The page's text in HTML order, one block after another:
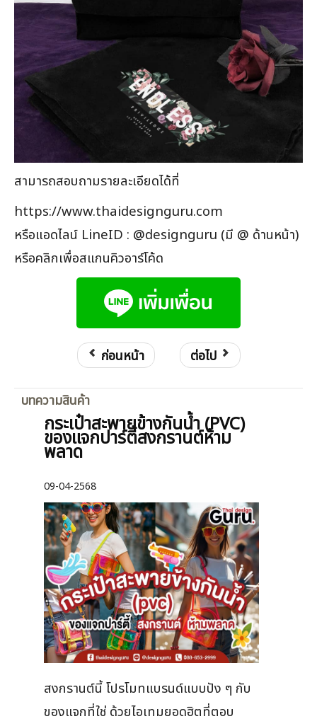
สามารถสอบถามรายละเอียดได้ที่
https://www.thaidesignguru.com
หรือแอดไลน์ LineID : @designguru (มี @ ด้านหน้า)
หรือคลิกเพื่อสแกนคิวอาร์โค้ด
ก่อนหน้า ต่อไป
บทความสินค้า
กระเป๋าสะพายข้างกันน้ำ (PVC)
ของแจกปาร์ตี้สงกรานต์ห้าม
พลาด
09-04-2568
สงกรานต์นี้ โปรโมทแบรนด์แบบปัง ๆ กับ
ของแจกที่ใช่ ด้วยไอเทมยอดฮิตที่ตอบ